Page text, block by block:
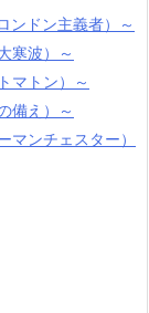
ンドン主義者）～
寒波）～
マトン）～
備え）～
ンチェスター）